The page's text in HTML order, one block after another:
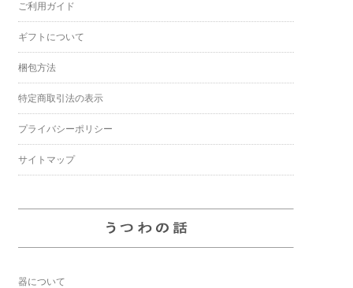
ご利用ガイド
ギフトについて
梱包方法
特定商取引法の表示
プライバシーポリシー
サイトマップ
器について